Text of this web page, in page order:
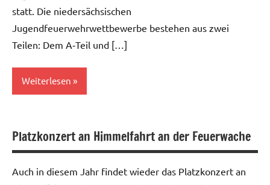
statt. Die niedersächsischen
Jugendfeuerwehrwettbewerbe bestehen aus zwei
Teilen: Dem A‑Teil und […]
Weiterlesen
Platzkonzert an Himmelfahrt an der Feuerwache
Auch in diesem Jahr findet wieder das Platzkonzert an